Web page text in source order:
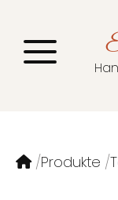
Produkte